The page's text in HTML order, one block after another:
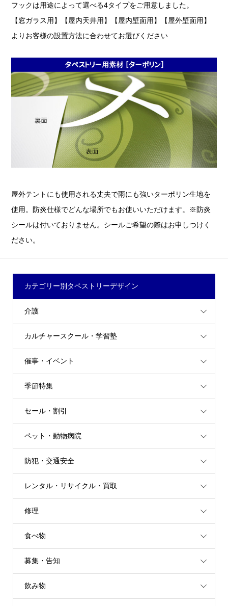
フックは用途によって選べる4タイプをご用意しました。
【窓ガラス用】【屋内天井用】【屋内壁面用】【屋外壁面用】
よりお客様の設置方法に合わせてお選びください
屋外テントにも使用される丈夫で雨にも強いターポリン生地を
使用。防炎仕様でどんな場所でもお使いいただけます。※防炎
シールは付いておりません。シールご希望の際はお申しつけく
ださい。
カテゴリー別タペストリーデザイン
介護
カルチャースクール・学習塾
催事・イベント
季節特集
セール・割引
ペット・動物病院
防犯・交通安全
レンタル・リサイクル・買取
修理
食べ物
募集・告知
飲み物